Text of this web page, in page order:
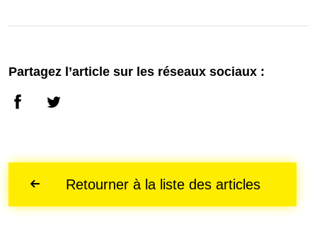
Partagez l’article sur les réseaux sociaux :
Retourner à la liste des articles